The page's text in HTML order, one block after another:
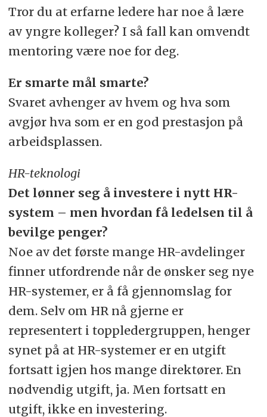
Tror du at erfarne ledere har noe å lære
av yngre kolleger? I så fall kan omvendt
mentoring være noe for deg.
Er smarte mål smarte?
Svaret avhenger av hvem og hva som
avgjør hva som er en god prestasjon på
arbeidsplassen.
HR-teknologi
Det lønner seg å investere i nytt HR-
system – men hvordan få ledelsen til å
bevilge penger?
Noe av det første mange HR-avdelinger
finner utfordrende når de ønsker seg nye
HR-systemer, er å få gjennomslag for
dem. Selv om HR nå gjerne er
representert i toppledergruppen, henger
synet på at HR-systemer er en utgift
fortsatt igjen hos mange direktører. En
nødvendig utgift, ja. Men fortsatt en
utgift, ikke en investering.